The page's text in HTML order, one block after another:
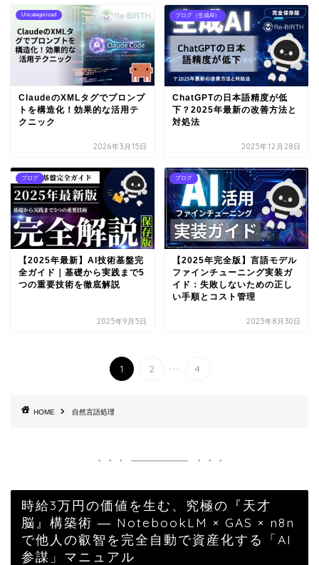
Uncategorized
ClaudeのXMLタグでプロンプ
トを構造化！効果的な活用テ
クニック
2026年3月15日
ブログ（生成AI）
ChatGPTの日本語精度が低
下？2025年最新の改善方法と
対処法
2025年12月28日
ブログ
【2025年最新】AI技術基盤完
全ガイド｜基礎から実践まで5
つの重要技術を徹底解説
2025年9月5日
ブログ
【2025年完全版】言語モデル
ファインチューニング実装ガ
イド：失敗しないための正し
い手順とコスト管理
2025年8月30日
1 2 ... 4
HOME 自然言語処理
時給3万円の価値を生む、究極の『天才
脳』構築術 ― NotebookLM × GAS × n8n
で他人の叡智を完全自動で資産化する「AI
参謀」マニュアル